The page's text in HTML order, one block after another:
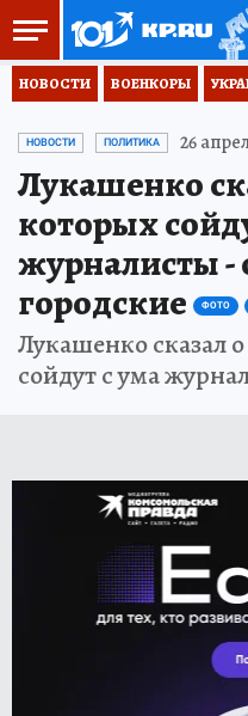
НОВОСТИ ВОЕНКОРЫ
НОВОСТИ ПОЛИТИКА 26
Лукашенко
которых
журналисты -
городские
ФОТО
Лукашенко сказал
сойдут с ума